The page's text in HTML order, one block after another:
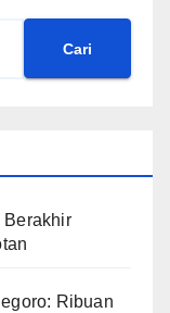
Cari
Berakhir
Ribuan